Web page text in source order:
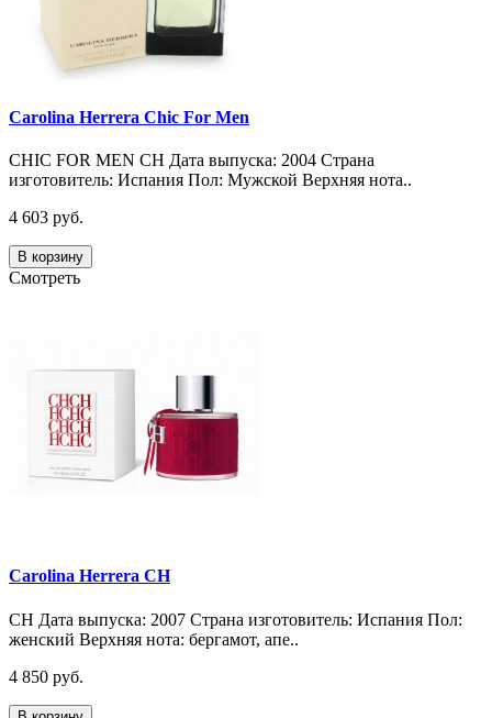
Carolina Herrera Chic For Men
CHIC FOR MEN CH Дата выпуска: 2004 Страна
изготовитель: Испания Пол: Мужской Верхняя нота..
4 603 руб.
В корзину
Смотреть
Carolina Herrera CH
CH Дата выпуска: 2007 Страна изготовитель: Испания Пол:
женский Верхняя нота: бергамот, апе..
4 850 руб.